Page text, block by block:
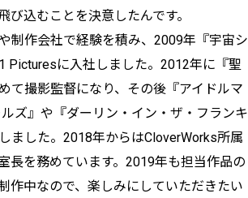
び込むことを決意したんです。
制作会社で経験を積み、2009年『宇宙シ
Picturesに入社しました。2012年に『聖
て撮影監督になり、その後『アイドルマ
ズ』や『ダーリン・イン・ザ・フランキ
ました。2018年からはCloverWorks所属
長を務めています。2019年も担当作品の
作中なので、楽しみにしていただきたい